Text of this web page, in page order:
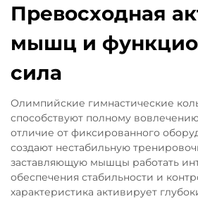
Превосходная
мышц и
сила
Олимпийские гимнастические
способствуют полному
отличие от фиксированного
создают нестабильную
заставляющую мышцы работать
обеспечения стабильности и
характеристика активирует